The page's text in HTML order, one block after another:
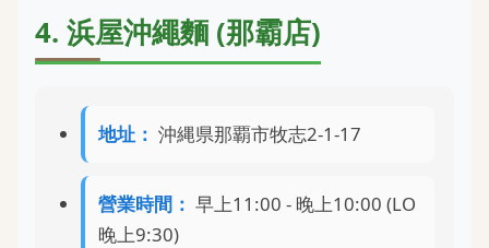
4. 浜屋沖繩麵 (那霸店)
地址： 沖縄県那覇市牧志2-1-17
營業時間： 早上11:00 - 晚上10:00 (LO
晚上9:30)